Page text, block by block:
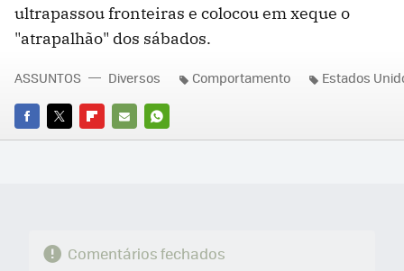
ultrapassou fronteiras e colocou em xeque o
"atrapalhão" dos sábados.
FACEBOOK
TWITTERFLIPBOARD
E-
WHATSAPP
ASSUNTOS Diversos Comportamento Estados
Comentários fechados